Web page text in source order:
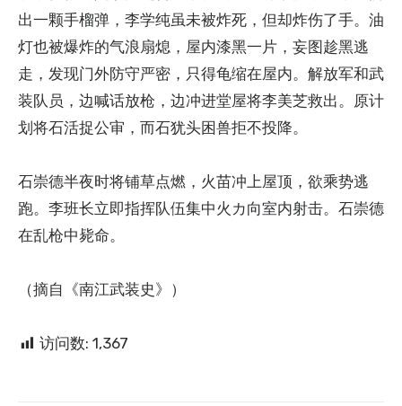
出一颗手榴弹，李学纯虽未被炸死，但却炸伤了手。油
灯也被爆炸的气浪扇熄，屋内漆黑一片，妄图趁黑逃
走，发现门外防守严密，只得龟缩在屋内。解放军和武
装队员，边喊话放枪，边冲进堂屋将李美芝救出。原计
划将石活捉公审，而石犹头困兽拒不投降。
石崇德半夜时将铺草点燃，火苗冲上屋顶，欲乘势逃
跑。李班长立即指挥队伍集中火カ向室内射击。石崇德
在乱枪中毙命。
（摘自《南江武装史》）
访问数: 1,367